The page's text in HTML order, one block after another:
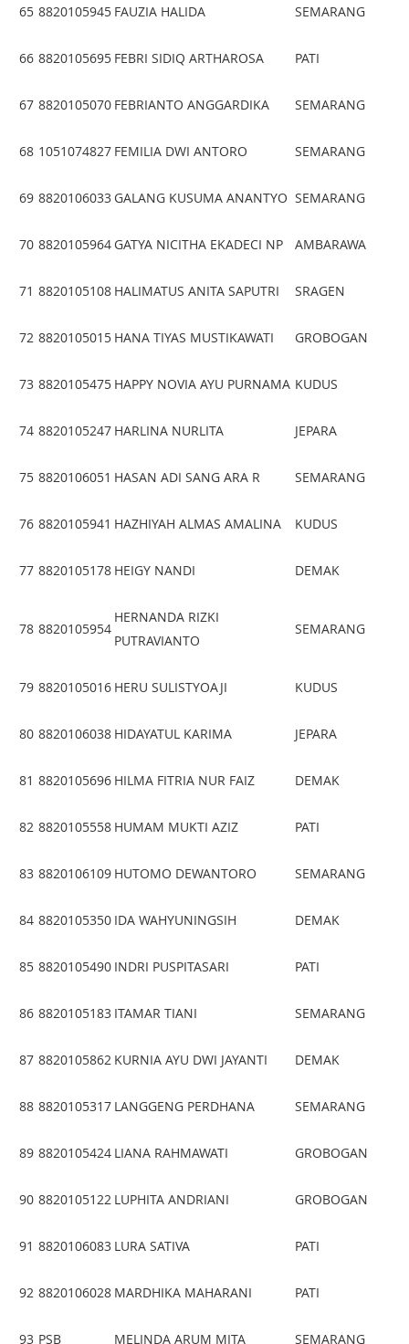
65 8820105945 FAUZIA HALIDA SEMARANG
66 8820105695 FEBRI SIDIQ ARTHAROSA PATI
67 8820105070 FEBRIANTO ANGGARDIKA SEMARANG
68 1051074827 FEMILIA DWI ANTORO SEMARANG
69 8820106033 GALANG KUSUMA ANANTYO SEMARANG
70 8820105964 GATYA NICITHA EKADECI NP AMBARAWA
71 8820105108 HALIMATUS ANITA SAPUTRI SRAGEN
72 8820105015 HANA TIYAS MUSTIKAWATI GROBOGAN
73 8820105475 HAPPY NOVIA AYU PURNAMA KUDUS
74 8820105247 HARLINA NURLITA JEPARA
75 8820106051 HASAN ADI SANG ARA R SEMARANG
76 8820105941 HAZHIYAH ALMAS AMALINA KUDUS
77 8820105178 HEIGY NANDI DEMAK
78 8820105954
HERNANDA RIZKI
PUTRAVIANTO
SEMARANG
79 8820105016 HERU SULISTYOAJI KUDUS
80 8820106038 HIDAYATUL KARIMA JEPARA
81 8820105696 HILMA FITRIA NUR FAIZ DEMAK
82 8820105558 HUMAM MUKTI AZIZ PATI
83 8820106109 HUTOMO DEWANTORO SEMARANG
84 8820105350 IDA WAHYUNINGSIH DEMAK
85 8820105490 INDRI PUSPITASARI PATI
86 8820105183 ITAMAR TIANI SEMARANG
87 8820105862 KURNIA AYU DWI JAYANTI DEMAK
88 8820105317 LANGGENG PERDHANA SEMARANG
89 8820105424 LIANA RAHMAWATI GROBOGAN
90 8820105122 LUPHITA ANDRIANI GROBOGAN
91 8820106083 LURA SATIVA PATI
92 8820106028 MARDHIKA MAHARANI PATI
93 PSB MELINDA ARUM MITA SEMARANG